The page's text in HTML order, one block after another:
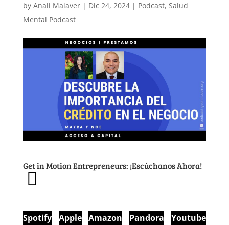
by Anali Malaver| Dic 24, 2024| Podcast, Salud
Mental Podcast
Get in Motion Entrepreneurs: ¡Escúchanos Ahora!
Spotify Apple Amazon Pandora Youtube